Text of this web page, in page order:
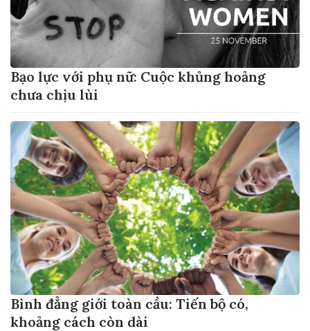
Bạo lực với phụ nữ: Cuộc khủng hoảng
chưa chịu lùi
Bình đẳng giới toàn cầu: Tiến bộ có,
khoảng cách còn dài